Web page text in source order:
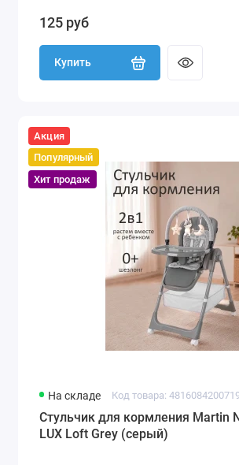
125 руб
Купить
Акция
Популярный
Хит продаж
На складе Код товара:
Стульчик для кормления Martin
LUX Loft Grey (серый)